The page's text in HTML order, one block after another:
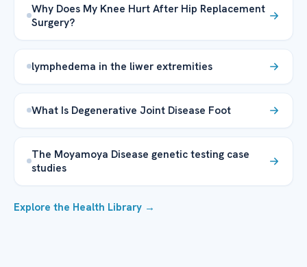
Why Does My Knee Hurt After Hip Replacement
Surgery?
lymphedema in the liwer extremities
What Is Degenerative Joint Disease Foot
The Moyamoya Disease genetic testing case
studies
Explore the Health Library →